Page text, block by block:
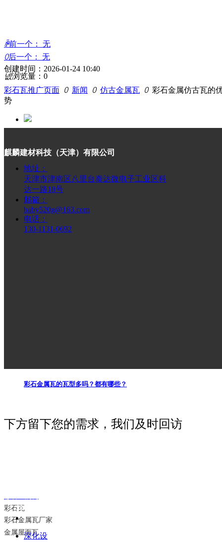
ꄴ前一个：
无
ꄲ后一个：
无
创建时间： 2026-01-24 10:40
넶浏览量： 0
彩石瓦推广页面 ꄲ 新闻 ꄲ 仿古金属瓦 ꄲ 彩石金属仿古瓦的
势
彩石金属仿古瓦的优势
麒麟彩石瓦品牌来历与简介
彩石金属瓦的瓦型多吗？都有哪些？
下方留下您的需求，我们及时回访
麒麟建材科技（天津）有限公司
地址：
天津市津南区八里台泰达微电子工业区科
达一路18号
邮箱：
baby520g@163.com
电话：
130-1131-0692
彩石瓦
彩石金属瓦厂家
金属屋面瓦
技术
深化设